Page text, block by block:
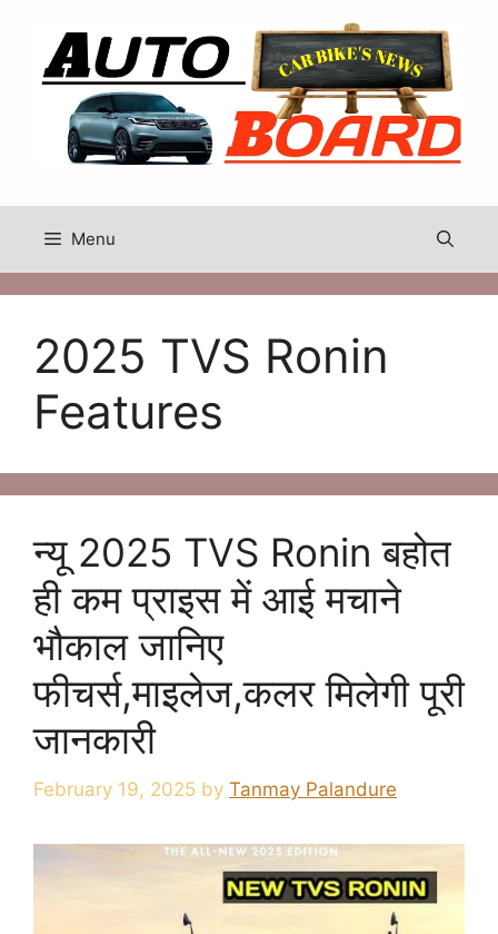
content
Menu
2025 TVS Ronin
Features
न्यू 2025 TVS Ronin बहोत
ही कम प्राइस में आई मचाने
भौकाल जानिए
फीचर्स,माइलेज,कलर मिलेगी पूरी
जानकारी
February 19, 2025 by Tanmay Palandure